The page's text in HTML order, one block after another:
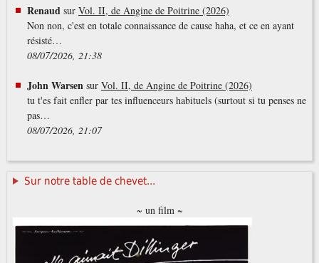
Renaud sur Vol. II, de Angine de Poitrine (2026)
Non non, c'est en totale connaissance de cause haha, et ce en ayant
résisté…
08/07/2026, 21:38
John Warsen sur Vol. II, de Angine de Poitrine (2026)
tu t'es fait enfler par tes influenceurs habituels (surtout si tu penses ne
pas…
08/07/2026, 21:07
Sur notre table de chevet...
~ un film ~